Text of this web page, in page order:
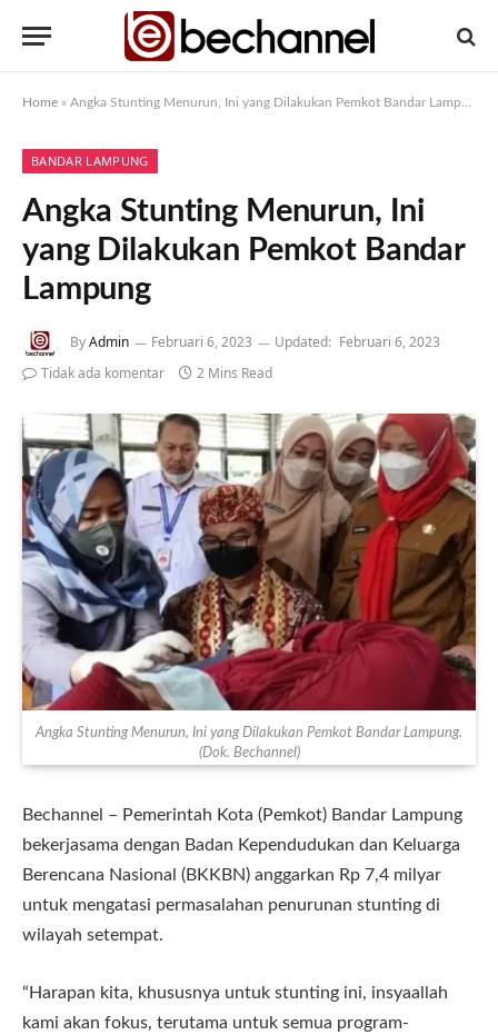
Home » Angka Stunting Menurun, Ini yang Dilakukan Pemkot Bandar Lampung
BANDAR LAMPUNG
Angka Stunting Menurun, Ini
yang Dilakukan Pemkot Bandar
Lampung
ByAdmin Februari 6, 2023 Updated: Februari 6, 2023
Tidak ada komentar
2 Mins Read
Angka Stunting Menurun, Ini yang Dilakukan Pemkot Bandar Lampung.
(Dok. Bechannel)
Bechannel – Pemerintah Kota (Pemkot) Bandar Lampung
bekerjasama dengan Badan Kependudukan dan Keluarga
Berencana Nasional (BKKBN) anggarkan Rp 7,4 milyar
untuk mengatasi permasalahan penurunan stunting di
wilayah setempat.
“Harapan kita, khususnya untuk stunting ini, insyaallah
kami akan fokus, terutama untuk semua program-